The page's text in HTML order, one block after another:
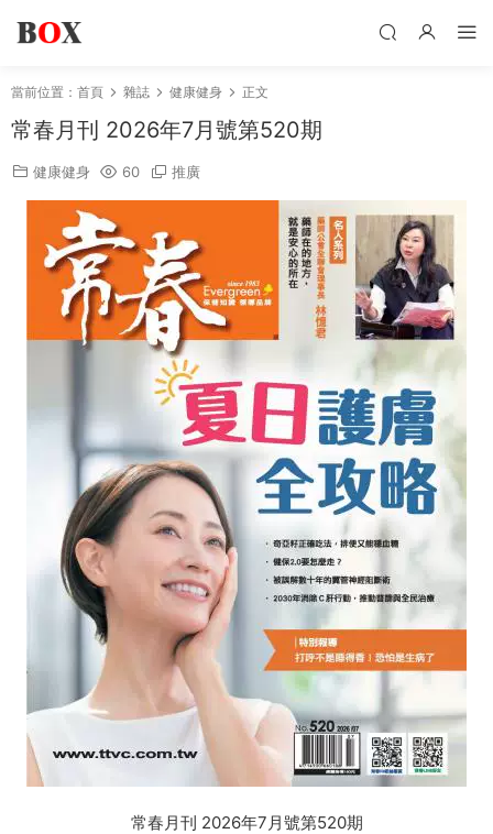
當前位置： 首頁 雜誌 健康健身 正文
常春月刊 2026年7月號第520期
健康健身 60 推廣
常春月刊 2026年7月號第520期